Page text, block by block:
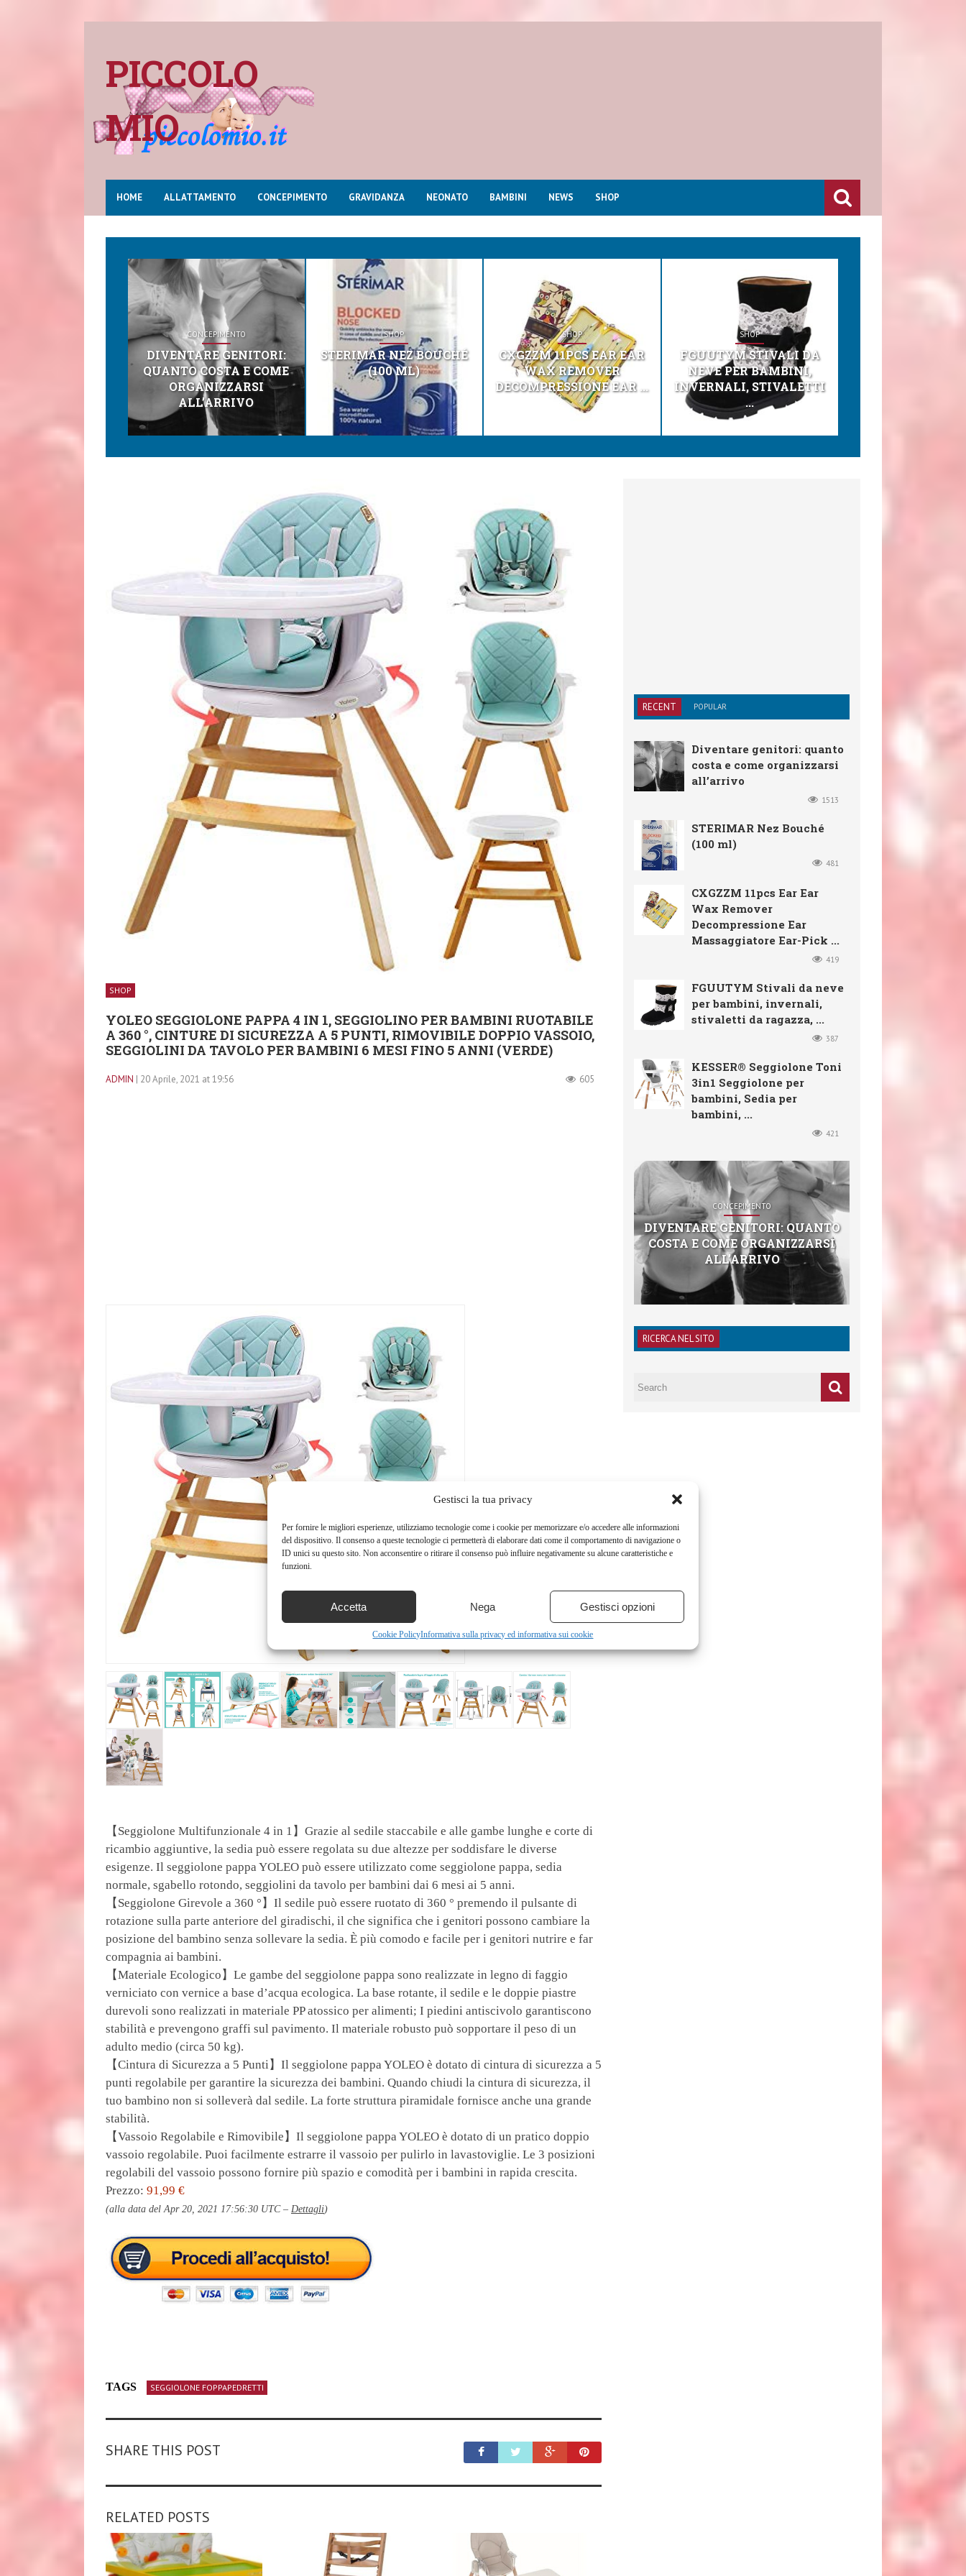
Gestisci la tua privacy
Per fornire le migliori esperienze, utilizziamo tecnologie come i cookie per memorizzare e/o accedere alle informazioni
del dispositivo. Il consenso a queste tecnologie ci permetterà di elaborare dati come il comportamento di navigazione o
ID unici su questo sito. Non acconsentire o ritirare il consenso può influire negativamente su alcune caratteristiche e
funzioni.
Accetta Nega Gestisci opzioni
Cookie PolicyInformativa sulla privacy ed informativa sui cookie
PICCOLO
MIO
HOME ALLATTAMENTO CONCEPIMENTO GRAVIDANZA NEONATO BAMBINI NEWS SHOP
CONCEPIMENTO
DIVENTARE GENITORI:
QUANTO COSTA E COME
ORGANIZZARSI
ALL’ARRIVO
SHOP
STERIMAR NEZ BOUCHÉ
(100 ML)
SHOP
CXGZZM 11PCS EAR EAR
WAX REMOVER
DECOMPRESSIONE EAR ...
SHOP
FGUUTYM STIVALI DA
NEVE PER BAMBINI,
INVERNALI, STIVALETTI
...
SHOP
YOLEO SEGGIOLONE PAPPA 4 IN 1, SEGGIOLINO PER BAMBINI RUOTABILE
A 360 °, CINTURE DI SICUREZZA A 5 PUNTI, RIMOVIBILE DOPPIO VASSOIO,
SEGGIOLINI DA TAVOLO PER BAMBINI 6 MESI FINO 5 ANNI (VERDE)
ADMIN | 20 Aprile, 2021 at 19:56 605
【Seggiolone Multifunzionale 4 in 1】Grazie al sedile staccabile e alle gambe lunghe e corte di
ricambio aggiuntive, la sedia può essere regolata su due altezze per soddisfare le diverse
esigenze. Il seggiolone pappa YOLEO può essere utilizzato come seggiolone pappa, sedia
normale, sgabello rotondo, seggiolini da tavolo per bambini dai 6 mesi ai 5 anni.
【Seggiolone Girevole a 360 °】Il sedile può essere ruotato di 360 ° premendo il pulsante di
rotazione sulla parte anteriore del giradischi, il che significa che i genitori possono cambiare la
posizione del bambino senza sollevare la sedia. È più comodo e facile per i genitori nutrire e far
compagnia ai bambini.
【Materiale Ecologico】Le gambe del seggiolone pappa sono realizzate in legno di faggio
verniciato con vernice a base d’acqua ecologica. La base rotante, il sedile e le doppie piastre
durevoli sono realizzati in materiale PP atossico per alimenti; I piedini antiscivolo garantiscono
stabilità e prevengono graffi sul pavimento. Il materiale robusto può sopportare il peso di un
adulto medio (circa 50 kg).
【Cintura di Sicurezza a 5 Punti】Il seggiolone pappa YOLEO è dotato di cintura di sicurezza a 5
punti regolabile per garantire la sicurezza dei bambini. Quando chiudi la cintura di sicurezza, il
tuo bambino non si solleverà dal sedile. La forte struttura piramidale fornisce anche una grande
stabilità.
【Vassoio Regolabile e Rimovibile】Il seggiolone pappa YOLEO è dotato di un pratico doppio
vassoio regolabile. Puoi facilmente estrarre il vassoio per pulirlo in lavastoviglie. Le 3 posizioni
regolabili del vassoio possono fornire più spazio e comodità per i bambini in rapida crescita.
Prezzo: 91,99 €
(alla data del Apr 20, 2021 17:56:30 UTC – Dettagli)
TAGS SEGGIOLONE FOPPAPEDRETTI
SHARE THIS POST
RELATED POSTS
RECENT POPULAR
Diventare genitori: quanto
costa e come organizzarsi
all’arrivo
1513
STERIMAR Nez Bouché
(100 ml)
481
CXGZZM 11pcs Ear Ear
Wax Remover
Decompressione Ear
Massaggiatore Ear-Pick ...
419
FGUUTYM Stivali da neve
per bambini, invernali,
stivaletti da ragazza, ...
387
KESSER® Seggiolone Toni
3in1 Seggiolone per
bambini, Sedia per
bambini, ...
421
CONCEPIMENTO
DIVENTARE GENITORI: QUANTO
COSTA E COME ORGANIZZARSI
ALL’ARRIVO
RICERCA NEL SITO